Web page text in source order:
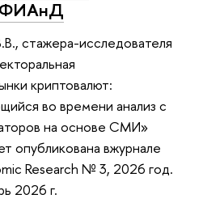
стажера-исследователя
криптовалют:
во времени анализ с
на основе СМИ»
опубликована вжурнале
Research № 3, 2026 год.
2026 г.